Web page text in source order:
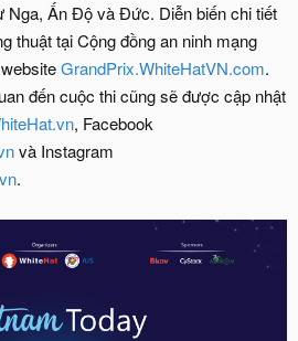
Nga, Ấn Độ và Đức. Diễn biến chi tiết
thuật tại Cộng đồng an ninh mạng
GrandPrix.WhiteHatVN.com.
đến cuộc thi cũng sẽ được cập nhật
, Facebook
và Instagram
.